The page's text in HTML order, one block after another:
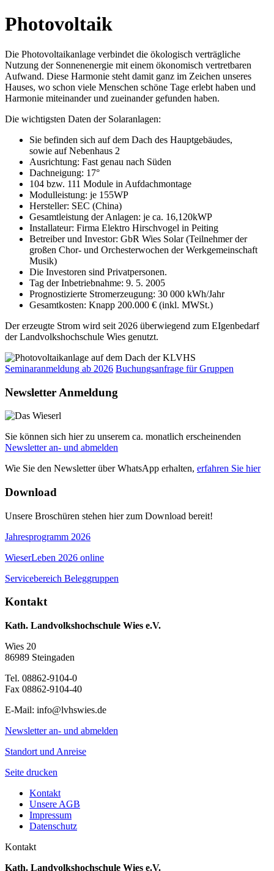
Photovoltaik
Die Photovoltaikanlage verbindet die ökologisch verträgliche
Nutzung der Sonnenenergie mit einem ökonomisch vertretbaren
Aufwand. Diese Harmonie steht damit ganz im Zeichen unseres
Hauses, wo schon viele Menschen schöne Tage erlebt haben und
Harmonie miteinander und zueinander gefunden haben.
Die wichtigsten Daten der Solaranlagen:
Sie befinden sich auf dem Dach des Hauptgebäudes,
sowie auf Nebenhaus 2
Ausrichtung: Fast genau nach Süden
Dachneigung: 17°
104 bzw. 111 Module in Aufdachmontage
Modulleistung: je 155WP
Hersteller: SEC (China)
Gesamtleistung der Anlagen: je ca. 16,120kWP
Installateur: Firma Elektro Hirschvogel in Peiting
Betreiber und Investor: GbR Wies Solar (Teilnehmer der
großen Chor- und Orchesterwochen der Werkgemeinschaft
Musik)
Die Investoren sind Privatpersonen.
Tag der Inbetriebnahme: 9. 5. 2005
Prognostizierte Stromerzeugung: 30 000 kWh/Jahr
Gesamtkosten: Knapp 200.000 € (inkl. MWSt.)
Der erzeugte Strom wird seit 2026 überwiegend zum EIgenbedarf
der Landvolkshochschule Wies genutzt.
Seminaranmeldung ab 2026 Buchungsanfrage für Gruppen
Newsletter Anmeldung
Sie können sich hier zu unserem ca. monatlich erscheinenden
Newsletter an- und abmelden
Wie Sie den Newsletter über WhatsApp erhalten, erfahren Sie hier
Download
Unsere Broschüren stehen hier zum Download bereit!
Jahresprogramm 2026
WieserLeben 2026 online
Servicebereich Beleggruppen
Kontakt
Kath. Landvolkshochschule Wies e.V.
Wies 20
86989 Steingaden
Tel. 08862-9104-0
Fax 08862-9104-40
E-Mail: info@lvhswies.de
Newsletter an- und abmelden
Standort und Anreise
Seite drucken
Kontakt
Unsere AGB
Impressum
Datenschutz
Kontakt
Kath. Landvolkshochschule Wies e.V.